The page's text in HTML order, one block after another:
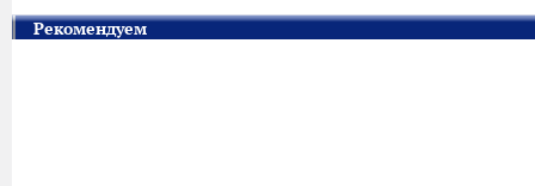
Рекомендуем